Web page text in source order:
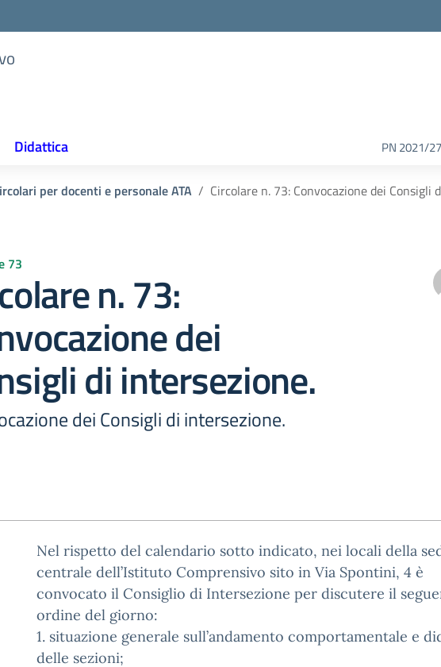
Didattica PN 2021/27
per docenti e personale ATA Circolare n. 73: Convocazione dei Consigli
73
n. 73:
dei
di intersezione.
dei Consigli di intersezione.
Nel rispetto del calendario sotto indicato, nei locali della
centrale dell’Istituto Comprensivo sito in Via Spontini, 4 è
convocato il Consiglio di Intersezione per discutere il
ordine del giorno:
1. situazione generale sull’andamento comportamentale e
delle sezioni;